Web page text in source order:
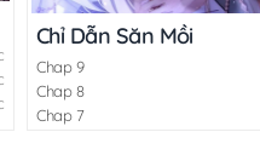
Chỉ Dẫn Săn Mồi
Chap 9
Chap 8
Chap 7